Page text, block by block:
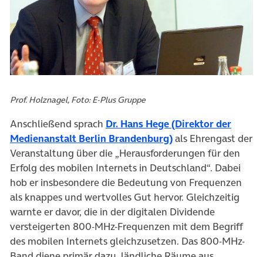
Prof. Holznagel, Foto: E-Plus Gruppe
Anschließend sprach Dr. Hans Hege (Direktor der
Medienanstalt Berlin Brandenburg)(öffnet in neuem
als Ehrengast der
Veranstaltung über die „Herausforderungen für den
Erfolg des mobilen Internets in Deutschland“. Dabei
hob er insbesondere die Bedeutung von Frequenzen
als knappes und wertvolles Gut hervor. Gleichzeitig
warnte er davor, die in der digitalen Dividende
versteigerten 800-MHz-Frequenzen mit dem Begriff
des mobilen Internets gleichzusetzen. Das 800-MHz-